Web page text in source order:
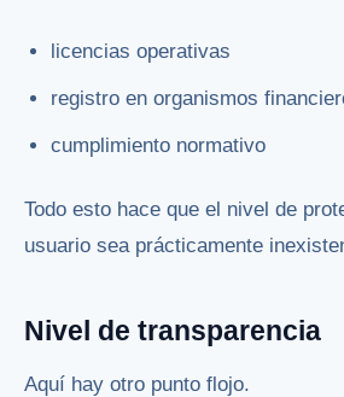
licencias operativas
registro en organismos
cumplimiento normativo
Todo esto hace que el nivel de
usuario sea prácticamente
Nivel de transparencia
Aquí hay otro punto flojo.